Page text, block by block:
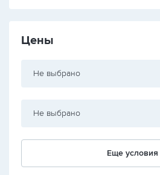
Цены
Не выбрано
Не выбрано
Еще условия